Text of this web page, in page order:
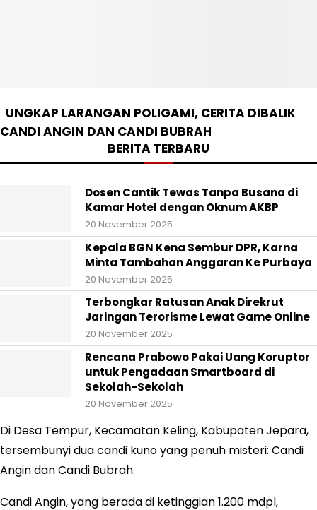
UNGKAP LARANGAN POLIGAMI, CERITA DIBALIK
CANDI ANGIN DAN CANDI BUBRAH
BERITA TERBARU
Dosen Cantik Tewas Tanpa Busana di
Kamar Hotel dengan Oknum AKBP
20 November 2025
Kepala BGN Kena Sembur DPR, Karna
Minta Tambahan Anggaran Ke Purbaya
20 November 2025
Terbongkar Ratusan Anak Direkrut
Jaringan Terorisme Lewat Game Online
20 November 2025
Rencana Prabowo Pakai Uang Koruptor
untuk Pengadaan Smartboard di
Sekolah-Sekolah
20 November 2025
Di Desa Tempur, Kecamatan Keling, Kabupaten Jepara,
tersembunyi dua candi kuno yang penuh misteri: Candi
Angin dan Candi Bubrah.
Candi Angin, yang berada di ketinggian 1.200 mdpl,